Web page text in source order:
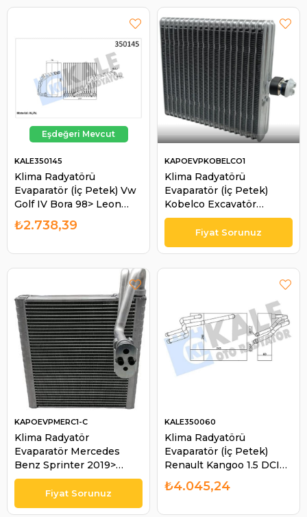
Klima Radyatörü
Evaparatör (İç Petek) Vw
Golf IV Bora 98> Leon
Toledo Skoda Octavia
Audi Audi | KALE 350145
KALE350145
₺2.738,39
Klima Radyatörü
Evaparatör (İç Petek)
Kobelco Excavatör
Sumito Case Ih CX220
Caterpillar 321C İş
Makinası Ölçüler :
EVPKOBELCO1
KAPOEVPKOBELCO1
Klima Radyatör
Evaparatör Mercedes
Benz Sprinter 2019>
Ölçüler : 25,4 X 24,5 X 3,8
Cm | KAPO EVPMERC1-C
KAPOEVPMERC1-C
Klima Radyatörü
Evaparatör (İç Petek)
Renault Kangoo 1.5 DCI
-1.6 16V 1998-2008 /
Kangoo 1.9 DCI 2001- /
KALE350060
₺4.045,24